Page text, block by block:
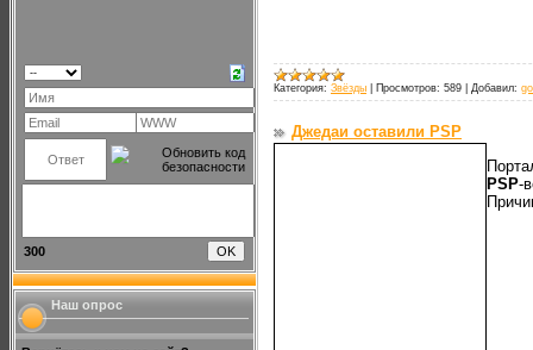
300
Наш опрос
Категория: Звёзды Просмотров: 589 Добавил:
Джедаи оставили PSP
PSP-